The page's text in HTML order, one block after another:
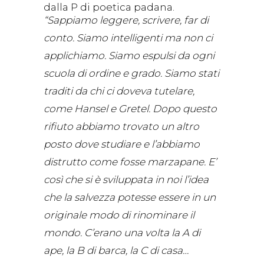
dalla P di poetica padana.
“Sappiamo leggere, scrivere, far di
conto. Siamo intelligenti ma non ci
applichiamo. Siamo espulsi da ogni
scuola di ordine e grado. Siamo stati
traditi da chi ci doveva tutelare,
come Hansel e Gretel. Dopo questo
rifiuto abbiamo trovato un altro
posto dove studiare e l’abbiamo
distrutto come fosse marzapane. E’
così che si è sviluppata in noi l’idea
che la salvezza potesse essere in un
originale modo di rinominare il
mondo. C’erano una volta la A di
ape, la B di barca, la C di casa…